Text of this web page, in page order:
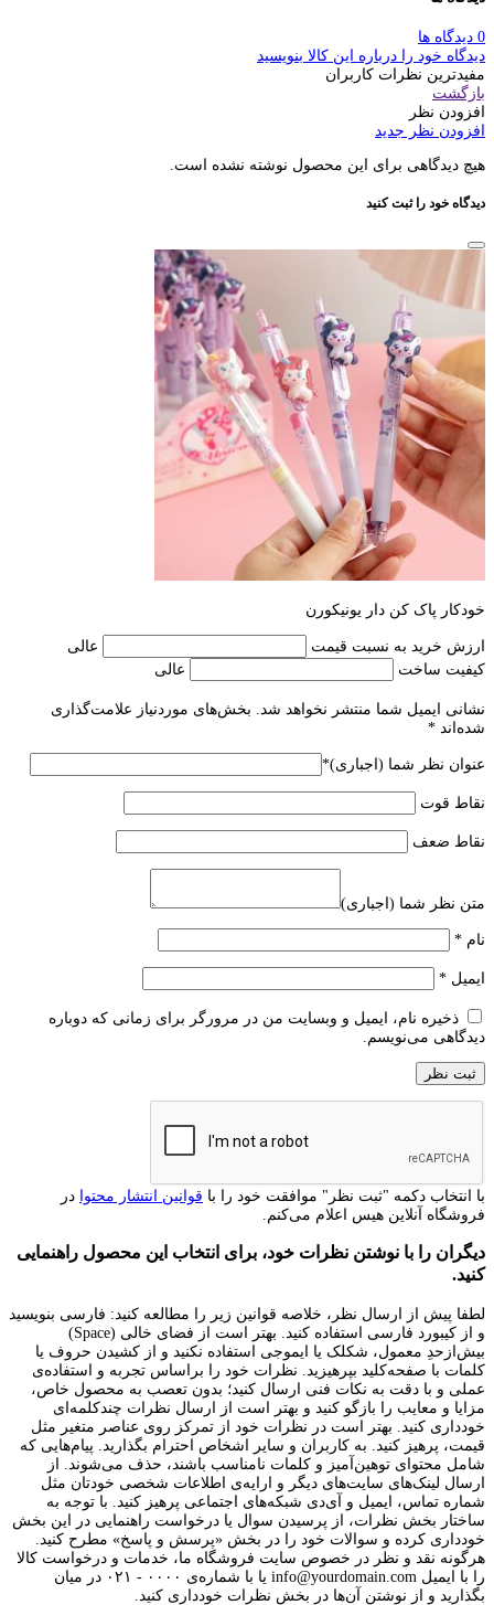
0 دیدگاه ها
دیدگاه خود را درباره این کالا بنویسید
مفیدترین نظرات کاربران
بازگشت
افزودن نظر
افزودن نظر جدید
هیچ دیدگاهی برای این محصول نوشته نشده است.
دیدگاه خود را ثبت کنید
خودکار پاک کن دار یونیکورن
ارزش خرید به نسبت قیمت
عالی
کیفیت ساخت
عالی
نشانی ایمیل شما منتشر نخواهد شد.
بخش‌های موردنیاز علامت‌گذاری
شده‌اند *
عنوان نظر شما (اجباری)*
نقاط قوت
نقاط ضعف
متن نظر شما (اجباری)
نام *
ایمیل *
ذخیره نام، ایمیل و وبسایت من در مرورگر برای زمانی که دوباره
دیدگاهی می‌نویسم.
با انتخاب دکمه "ثبت نظر" موافقت خود را با قوانین انتشار محتوا در
فروشگاه آنلاین هیس اعلام می‌کنم.
دیگران را با نوشتن نظرات خود، برای انتخاب این محصول راهنمایی
کنید.
لطفا پیش از ارسال نظر، خلاصه قوانین زیر را مطالعه کنید: فارسی بنویسید
و از کیبورد فارسی استفاده کنید. بهتر است از فضای خالی (Space)
بیش‌از‌حدِ معمول، شکلک یا ایموجی استفاده نکنید و از کشیدن حروف یا
کلمات با صفحه‌کلید بپرهیزید. نظرات خود را براساس تجربه و استفاده‌ی
عملی و با دقت به نکات فنی ارسال کنید؛ بدون تعصب به محصول خاص،
مزایا و معایب را بازگو کنید و بهتر است از ارسال نظرات چندکلمه‌‌ای
خودداری کنید. بهتر است در نظرات خود از تمرکز روی عناصر متغیر مثل
قیمت، پرهیز کنید. به کاربران و سایر اشخاص احترام بگذارید. پیام‌هایی که
شامل محتوای توهین‌آمیز و کلمات نامناسب باشند، حذف می‌شوند. از
ارسال لینک‌های سایت‌های دیگر و ارایه‌ی اطلاعات شخصی خودتان مثل
شماره تماس، ایمیل و آی‌دی شبکه‌های اجتماعی پرهیز کنید. با توجه به
ساختار بخش نظرات، از پرسیدن سوال یا درخواست راهنمایی در این بخش
خودداری کرده و سوالات خود را در بخش «پرسش و پاسخ» مطرح کنید.
هرگونه نقد و نظر در خصوص سایت فروشگاه ما، خدمات و درخواست کالا
را با ایمیل info@yourdomain.com یا با شماره‌ی ۰۰۰۰ - ۰۲۱ در میان
بگذارید و از نوشتن آن‌ها در بخش نظرات خودداری کنید.